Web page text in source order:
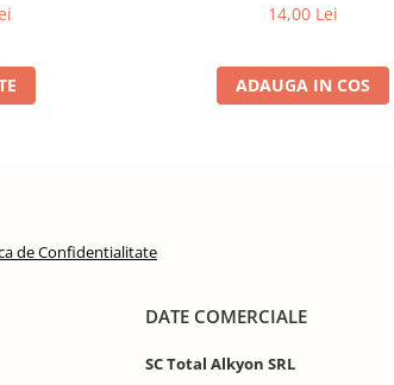
14,00 Lei
ADAUGA IN COS
de Confidentialitate
DATE COMERCIALE
SC Total Alkyon SRL